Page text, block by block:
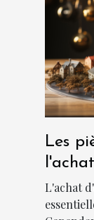
Les
L'achat